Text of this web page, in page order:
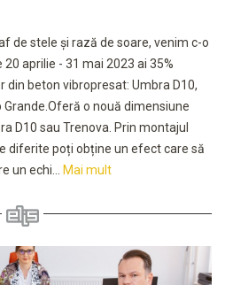
de stele și rază de soare, venim c-o
aprilie - 31 mai 2023 ai 35%
din beton vibropresat: Umbra D10,
Grande.Oferă o nouă dimensiune
D10 sau Trenova. Prin montajul
diferite poți obține un efect care să
un echi... Mai mult